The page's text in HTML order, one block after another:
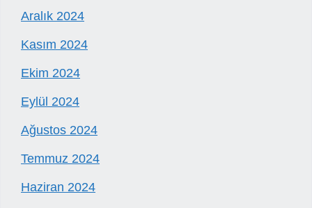
Aralık 2024
Kasım 2024
Ekim 2024
Eylül 2024
Ağustos 2024
Temmuz 2024
Haziran 2024